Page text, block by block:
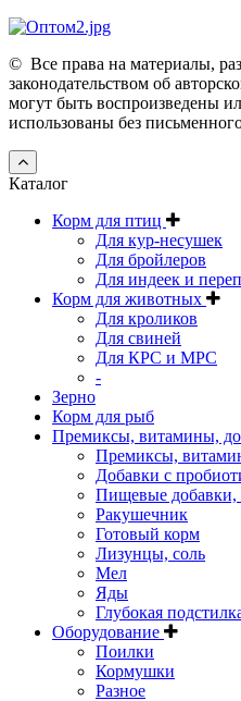
© Все права на материалы,
законодательством об
могут быть воспроизведены
использованы без
Каталог
Корм для птиц
Для кур-несушек
Для бройлеров
Для индеек и
Корм для животных
Для кроликов
Для свиней
Для КРС и МРС
-
Зерно
Корм для рыб
Премиксы, витамины,
Премиксы,
Добавки с
Пищевые добавки,
Ракушечник
Готовый корм
Лизунцы, соль
Мел
Яды
Глубокая
Оборудование
Поилки
Кормушки
Разное